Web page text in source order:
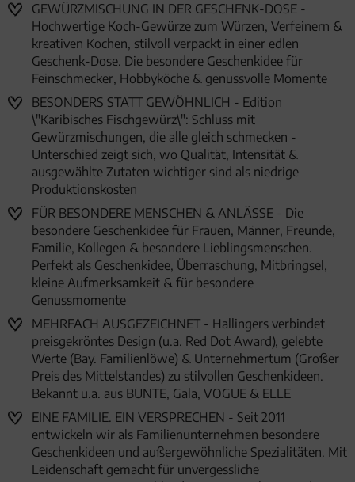
GEWÜRZMISCHUNG IN DER GESCHENK-DOSE -
Hochwertige Koch-Gewürze zum Würzen, Verfeinern &
kreativen Kochen, stilvoll verpackt in einer edlen
Geschenk-Dose. Die besondere Geschenkidee für
Feinschmecker, Hobbyköche & genussvolle Momente
BESONDERS STATT GEWÖHNLICH - Edition
\"Karibisches Fischgewürz\": Schluss mit
Gewürzmischungen, die alle gleich schmecken -
Unterschied zeigt sich, wo Qualität, Intensität &
ausgewählte Zutaten wichtiger sind als niedrige
Produktionskosten
FÜR BESONDERE MENSCHEN & ANLÄSSE - Die
besondere Geschenkidee für Frauen, Männer, Freunde,
Familie, Kollegen & besondere Lieblingsmenschen.
Perfekt als Geschenkidee, Überraschung, Mitbringsel,
kleine Aufmerksamkeit & für besondere
Genussmomente
MEHRFACH AUSGEZEICHNET - Hallingers verbindet
preisgekröntes Design (u.a. Red Dot Award), gelebte
Werte (Bay. Familienlöwe) & Unternehmertum (Großer
Preis des Mittelstandes) zu stilvollen Geschenkideen.
Bekannt u.a. aus BUNTE, Gala, VOGUE & ELLE
EINE FAMILIE. EIN VERSPRECHEN - Seit 2011
entwickeln wir als Familienunternehmen besondere
Geschenkideen und außergewöhnliche Spezialitäten. Mit
Leidenschaft gemacht für unvergessliche